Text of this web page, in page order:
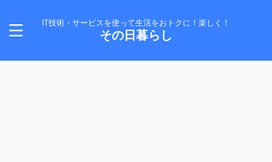
IT技術・サービスを使って生活をおトクに！楽しく！
その日暮らし